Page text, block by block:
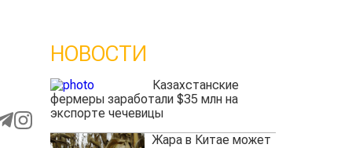
НОВОСТИ
Казахстанские
фермеры заработали $35 млн на
экспорте чечевицы
Жара в Китае может